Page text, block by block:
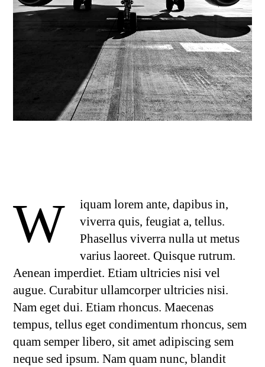
W
iquam lorem ante, dapibus in,
viverra quis, feugiat a, tellus.
Phasellus viverra nulla ut metus
varius laoreet. Quisque rutrum.
Aenean imperdiet. Etiam ultricies nisi vel
augue. Curabitur ullamcorper ultricies nisi.
Nam eget dui. Etiam rhoncus. Maecenas
tempus, tellus eget condimentum rhoncus, sem
quam semper libero, sit amet adipiscing sem
neque sed ipsum. Nam quam nunc, blandit